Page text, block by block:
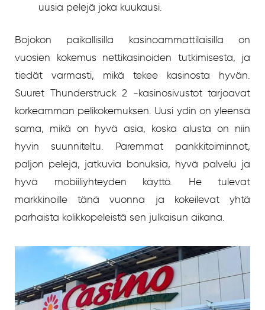
uusia pelejä joka kuukausi.
Bojokon paikallisilla kasinoammattilaisilla on
vuosien kokemus nettikasinoiden tutkimisesta, ja
tiedät varmasti, mikä tekee kasinosta hyvän.
Suuret Thunderstruck 2 -kasinosivustot tarjoavat
korkeamman pelikokemuksen. Uusi ydin on yleensä
sama, mikä on hyvä asia, koska alusta on niin
hyvin suunniteltu. Paremmat pankkitoiminnot,
paljon pelejä, jatkuvia bonuksia, hyvä palvelu ja
hyvä mobiiliyhteyden käyttö. He tulevat
markkinoille tänä vuonna ja kokeilevat yhtä
parhaista kolikkopeleistä sen julkaisun aikana.